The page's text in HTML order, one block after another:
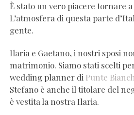
È stato un vero piacere tornare
L’atmosfera di questa parte
gente.
Ilaria e Gaetano, i nostri sposi
matrimonio. Siamo stati scelti
wedding planner di Punte
Stefano è anche il titolare del
è vestita la nostra Ilaria.